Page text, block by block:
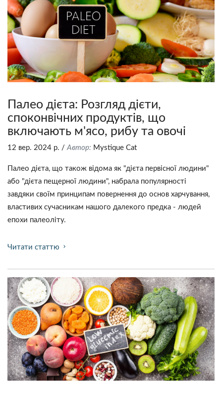
Палео дієта: Розгляд дієти,
споконвічних продуктів, що
включають м'ясо, рибу та овочі
12 вер. 2024 р. / Автор: Mystique Сat
Палео дієта, що також відома як "дієта первісної людини"
або "дієта пещерної людини", набрала популярності
завдяки своїм принципам повернення до основ харчування,
властивих сучасникам нашого далекого предка - людей
епохи палеоліту.
Читати статтю chevron_right